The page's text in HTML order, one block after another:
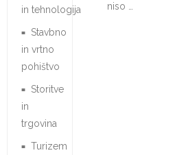
niso …
in tehnologija
Stavbno
in vrtno
pohištvo
Storitve
in
trgovina
Turizem